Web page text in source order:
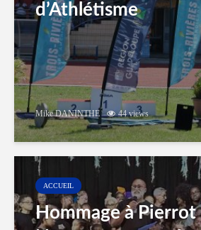
d’Athlétisme
Mike DANINTHE 44 views
ACCUEIL
Hommage à Pierrot